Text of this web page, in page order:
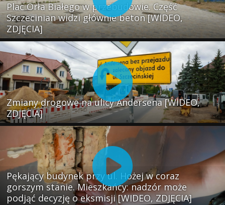
Plac Orła Białego w przebudowie. Część
Szczecinian widzi głównie beton [WIDEO,
ZDJĘCIA]
Zmiany drogowe na ulicy Andersena [WIDEO,
ZDJĘCIA]
Pękający budynek przy ul. Hożej w coraz
gorszym stanie. Mieszkańcy: nadzór może
podjąć decyzję o eksmisji [WIDEO, ZDJĘCIA]